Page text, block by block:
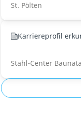
St. Pölten
Karriereprofil
Stahl-Center